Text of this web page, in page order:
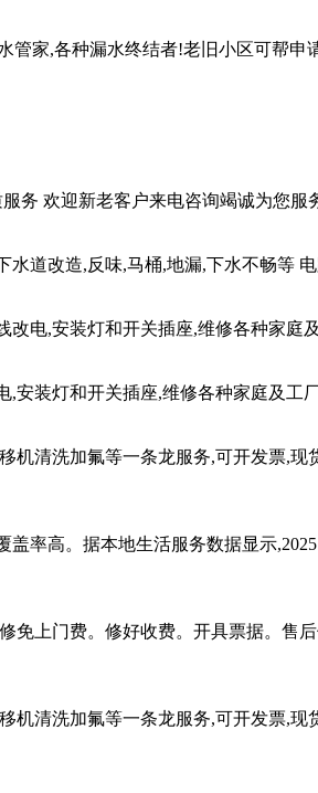
家,各种漏水终结者!老旧小区可帮申
务 欢迎新老客户来电咨询竭诚为您服
道改造,反味,马桶,地漏,下水不畅等
电,安装灯和开关插座,维修各种家庭
装灯和开关插座,维修各种家庭及工
清洗加氟等一条龙服务,可开发票,
率高。据本地生活服务数据显示
上门费。修好收费。开具票据。售
清洗加氟等一条龙服务,可开发票,